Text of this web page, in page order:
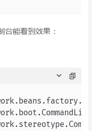
台能看到效果：